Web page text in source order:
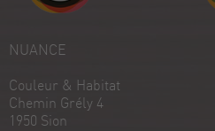
NUANCE
Couleur & Habitat
Chemin Grély 4
1950 Sion